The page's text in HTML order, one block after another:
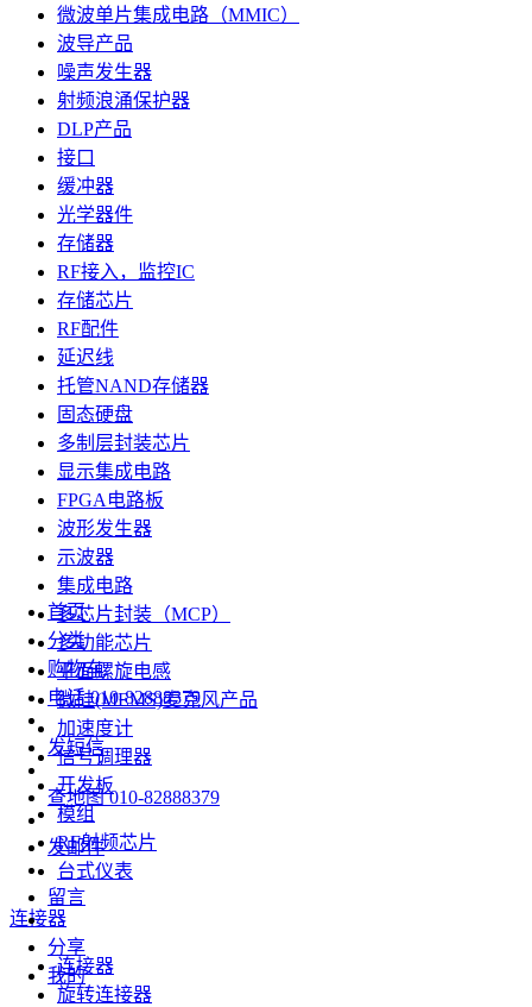
微波单片集成电路（MMIC）
波导产品
噪声发生器
射频浪涌保护器
DLP产品
接口
缓冲器
光学器件
存储器
RF接入，监控IC
存储芯片
RF配件
延迟线
托管NAND存储器
固态硬盘
多制层封装芯片
显示集成电路
FPGA电路板
波形发生器
示波器
集成电路
多芯片封装（MCP）
多功能芯片
平面螺旋电感
微硅(MEMS)麦克风产品
加速度计
信号调理器
开发板
模组
RF射频芯片
台式仪表
连接器
连接器
旋转连接器
首页
分类
购物车
电话 010-82888379
发短信
查地图 010-82888379
发邮件
留言
分享
我的